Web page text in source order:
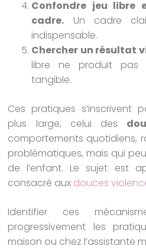
Confondre jeu libre
cadre. Un cadre
indispensable.
Chercher un résultat
libre ne produit pas
tangible.
Ces pratiques s’inscrivent
plus large, celui des
comportements quotidiens,
problématiques, mais qui
de l’enfant. Le sujet est
consacré aux douces
Identifier ces
progressivement les
maison ou chez l’assistante